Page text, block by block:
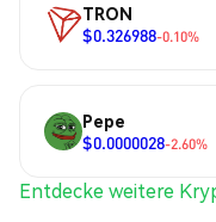
TRON
$0.326988-0.10%
Pepe
$0.0000028-2.60%
Entdecke weitere